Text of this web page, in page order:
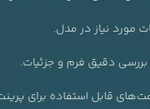
مورد نیاز در مدل.
قابل استفاده برای پرینت،